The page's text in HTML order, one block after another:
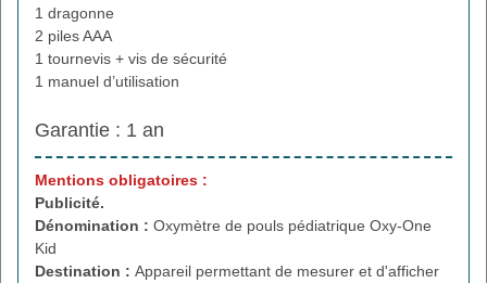
1 dragonne
2 piles AAA
1 tournevis + vis de sécurité
1 manuel d’utilisation
Garantie : 1 an
Mentions obligatoires :
Publicité.
Dénomination : Oxymètre de pouls pédiatrique Oxy-One
Kid
Destination : Appareil permettant de mesurer et d'afficher